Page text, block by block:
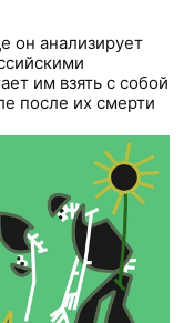
он анализирует
им взять с собой
после их смерти